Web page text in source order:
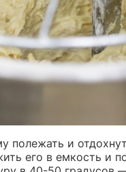
полежать и
его в емкость и